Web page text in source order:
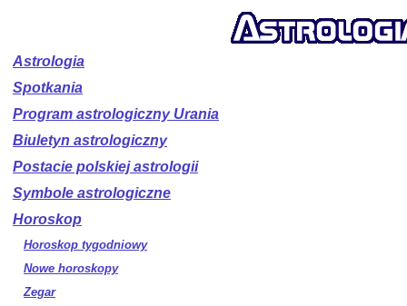
Astrologia
Spotkania
Program astrologiczny Urania
Biuletyn astrologiczny
Postacie polskiej astrologii
Symbole astrologiczne
Horoskop
Horoskop tygodniowy
Nowe horoskopy
Zegar